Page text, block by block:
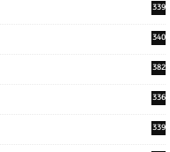
339
340
382
336
339